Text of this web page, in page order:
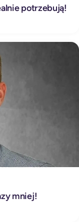
potrzebują!
mniej!